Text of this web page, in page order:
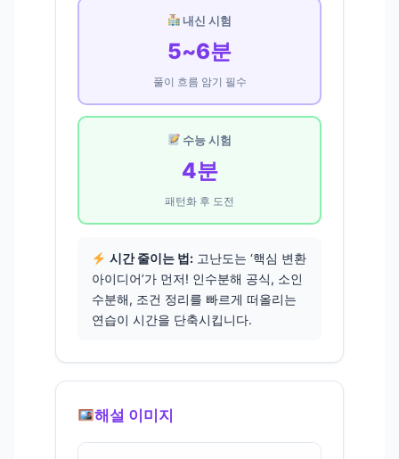
내신 시험
5~6분
풀이 흐름 암기 필수
수능 시험
4분
패턴화 후 도전
시간 줄이는 법:고난도는 ‘핵심 변환
아이디어’가 먼저! 인수분해 공식, 소인
수분해, 조건 정리를 빠르게 떠올리는
연습이 시간을 단축시킵니다.
해설 이미지